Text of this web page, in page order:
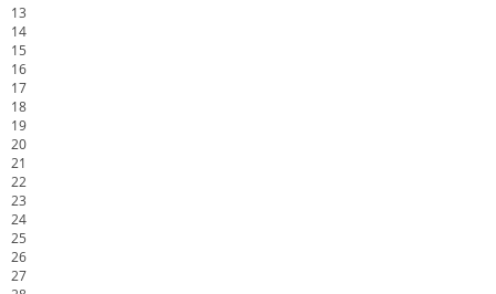
13
14
15
16
17
18
19
20
21
22
23
24
25
26
27